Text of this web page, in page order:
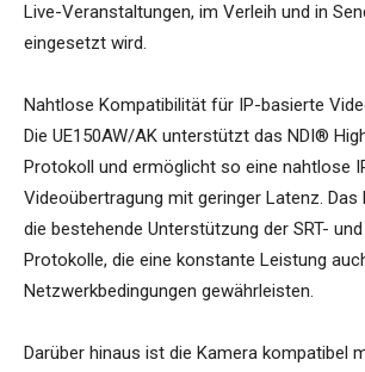
Live-Veranstaltungen, im Verleih und in
eingesetzt wird.
Nahtlose Kompatibilität für IP-basierte
Die UE150AW/AK unterstützt das NDI®
Protokoll und ermöglicht so eine nahtlose
Videoübertragung mit geringer Latenz.
die bestehende Unterstützung der SRT-
Protokolle, die eine konstante Leistung
Netzwerkbedingungen gewährleisten.
Darüber hinaus ist die Kamera kompatibel